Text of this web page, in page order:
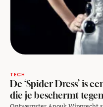
TECH
De ‘Spider Dress’ is
die je beschermt